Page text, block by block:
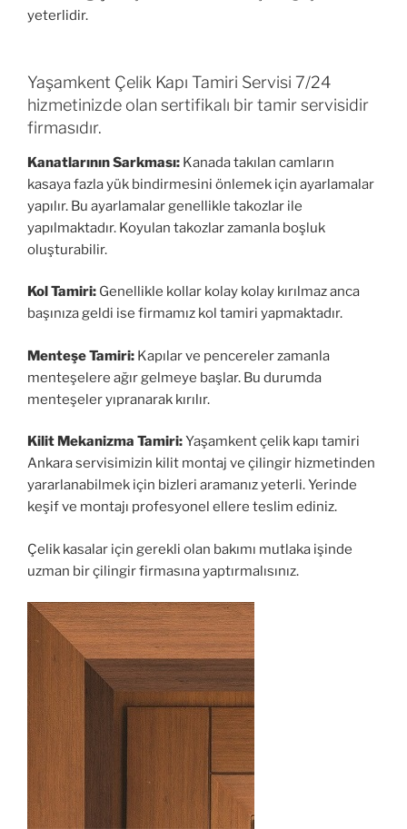
yeterlidir.
Yaşamkent Çelik Kapı Tamiri Servisi 7/24
hizmetinizde olan sertifikalı bir tamir servisidir
firmasıdır.
Kanatlarının Sarkması: Kanada takılan camların
kasaya fazla yük bindirmesini önlemek için ayarlamalar
yapılır. Bu ayarlamalar genellikle takozlar ile
yapılmaktadır. Koyulan takozlar zamanla boşluk
oluşturabilir.
Kol Tamiri: Genellikle kollar kolay kolay kırılmaz anca
başınıza geldi ise firmamız kol tamiri yapmaktadır.
Menteşe Tamiri: Kapılar ve pencereler zamanla
menteşelere ağır gelmeye başlar. Bu durumda
menteşeler yıpranarak kırılır.
Kilit Mekanizma Tamiri:Yaşamkent çelik kapı tamiri
Ankara servisimizin kilit montaj ve çilingir hizmetinden
yararlanabilmek için bizleri aramanız yeterli. Yerinde
keşif ve montajı profesyonel ellere teslim ediniz.
Çelik kasalar için gerekli olan bakımı mutlaka işinde
uzman bir çilingir firmasına yaptırmalısınız.